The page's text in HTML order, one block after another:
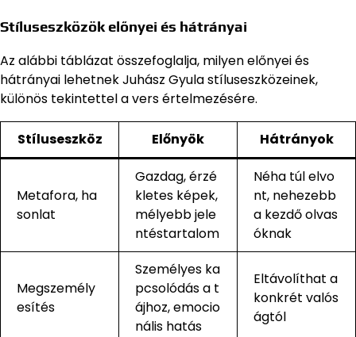
Stíluseszközök előnyei és hátrányai
Az alábbi táblázat összefoglalja, milyen előnyei és
hátrányai lehetnek Juhász Gyula stíluseszközeinek,
különös tekintettel a vers értelmezésére.
Stíluseszköz Előnyök Hátrányok
Metafora, ha
sonlat
Gazdag, érzé
kletes képek,
mélyebb jele
ntéstartalom
Néha túl elvo
nt, nehezebb
a kezdő olvas
óknak
Megszemély
esítés
Személyes ka
pcsolódás a t
ájhoz, emocio
nális hatás
Eltávolíthat a
konkrét valós
ágtól